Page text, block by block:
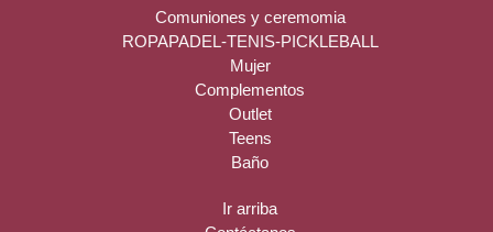
Comuniones y ceremomia
ROPAPADEL-TENIS-PICKLEBALL
Mujer
Complementos
Outlet
Teens
Baño
Ir arriba